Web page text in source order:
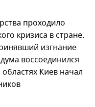
проходило
кризиса в стране.
изгнание
воссоединился
Киев начал